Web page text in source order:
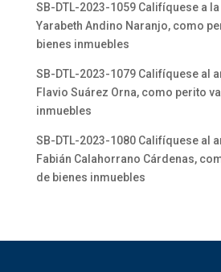
SB-DTL-2023-1059 Califíquese a
Yarabeth Andino Naranjo, como
bienes inmuebles
SB-DTL-2023-1079 Califíquese al
Flavio Suárez Orna, como perito
inmuebles
SB-DTL-2023-1080 Califíquese al
Fabián Calahorrano Cárdenas,
de bienes inmuebles